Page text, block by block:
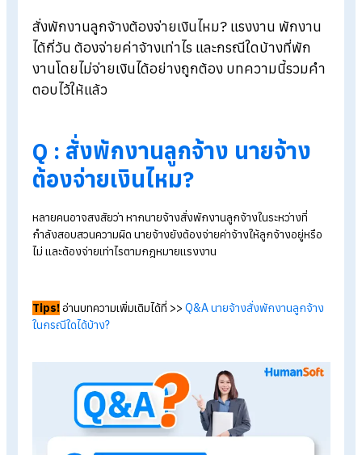
Blog > Q&A สั่งพักงานลูกจ้าง ต้องจ่ายเงินไหม ทำยังไงให้ถูกกฎหมาย?
สั่งพักงานลูกจ้างต้องจ่ายเงินไหม? แรงงาน พักงา
ได้กี่วัน ต้องจ่ายค่าจ้างเท่าไร และกรณีใดบ้างที่พัก
งานโดยไม่จ่ายเงินได้อย่างถูกต้อง บทความนี้รวม
ตอบไว้ให้แล้ว
Q :สั่งพักงานลูกจ้าง นายจ้าง
ต้องจ่ายเงินไหม?
หลายคนอาจสงสัยว่า หากนายจ้างสั่งพักงานลูกจ้างในระหว่างที่
กำลังสอบสวนความผิด นายจ้างยังต้องจ่ายค่าจ้างให้ลูกจ้างอยู่ห
ไม่ และต้องจ่ายเท่าไรตามกฎหมายแรงงาน